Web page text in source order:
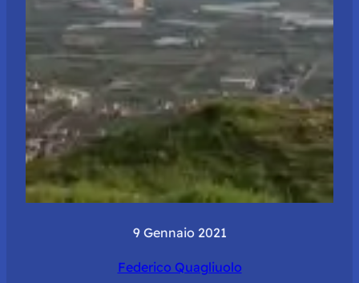
9 Gennaio 2021
Federico Quagliuolo